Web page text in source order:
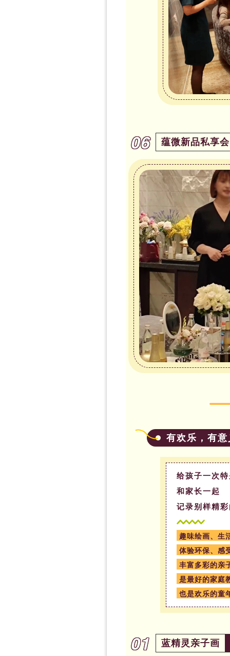
06 蕴微新品私享会
有欢乐，有
给孩子一次
和家长一起
记录别样精
趣味绘画、生
体验环保、感
丰富多彩的亲
是最好的家庭
也是欢乐的童
01 蓝精灵亲子画